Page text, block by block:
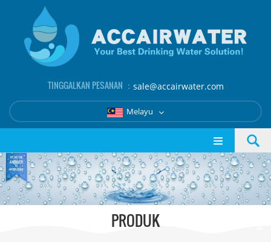
TINGGALKAN PESANAN ： sale@accairwater.com
Melayu
PRODUK